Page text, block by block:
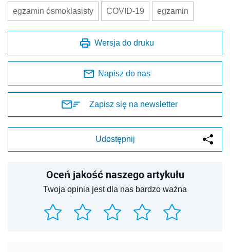
egzamin ósmoklasisty COVID-19 egzamin
Wersja do druku
Napisz do nas
Zapisz się na newsletter
Udostępnij
Oceń jakość naszego artykułu
Twoja opinia jest dla nas bardzo ważna